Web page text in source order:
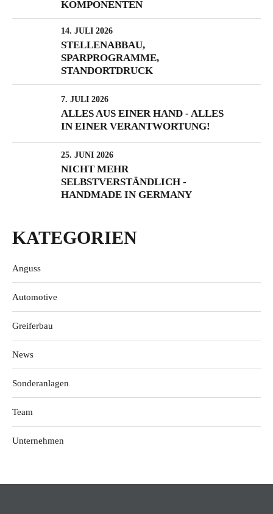
KOMPONENTEN
14. JULI 2026
STELLENABBAU,
SPARPROGRAMME,
STANDORTDRUCK
7. JULI 2026
ALLES AUS EINER HAND - ALLES
IN EINER VERANTWORTUNG!
25. JUNI 2026
NICHT MEHR
SELBSTVERSTÄNDLICH -
HANDMADE IN GERMANY
KATEGORIEN
Anguss
Automotive
Greiferbau
News
Sonderanlagen
Team
Unternehmen